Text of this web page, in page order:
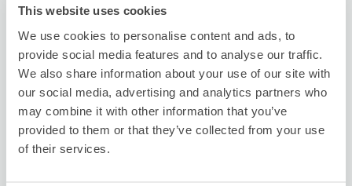
This website uses cookies
We use cookies to personalise content and ads, to
provide social media features and to analyse our traffic.
We also share information about your use of our site with
our social media, advertising and analytics partners who
may combine it with other information that you’ve
provided to them or that they’ve collected from your use
of their services.
本日營業時間: 00:00〜00:00
可保管的行李數